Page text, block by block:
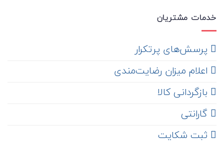
خدمات مشتریان
‌ پرسش‌های پرتکرار
اعلام میزان رضایت‌مندی
‌ بازگردانی کالا
گارانتی
ثبت شکایت